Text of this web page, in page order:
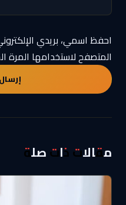
احفظ اسمي، بريدي
المتصفح لاستخدامها المرة
مقالات ذات صلة